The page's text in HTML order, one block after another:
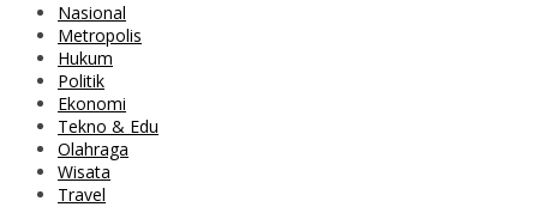
Nasional
Metropolis
Hukum
Politik
Ekonomi
Tekno & Edu
Olahraga
Wisata
Travel